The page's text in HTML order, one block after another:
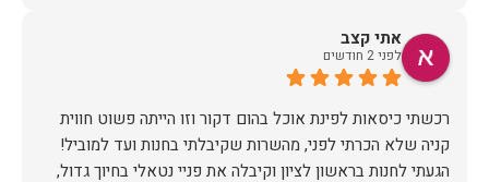
אתי קצב
לפני 2 חודשים
רכשתי כיסאות לפינת אוכל בהום דקור וזו הייתה פשוט חווית
הגעתי לחנות בראשון לציון וקיבלה את פניי נטאלי בחיוך גדול,